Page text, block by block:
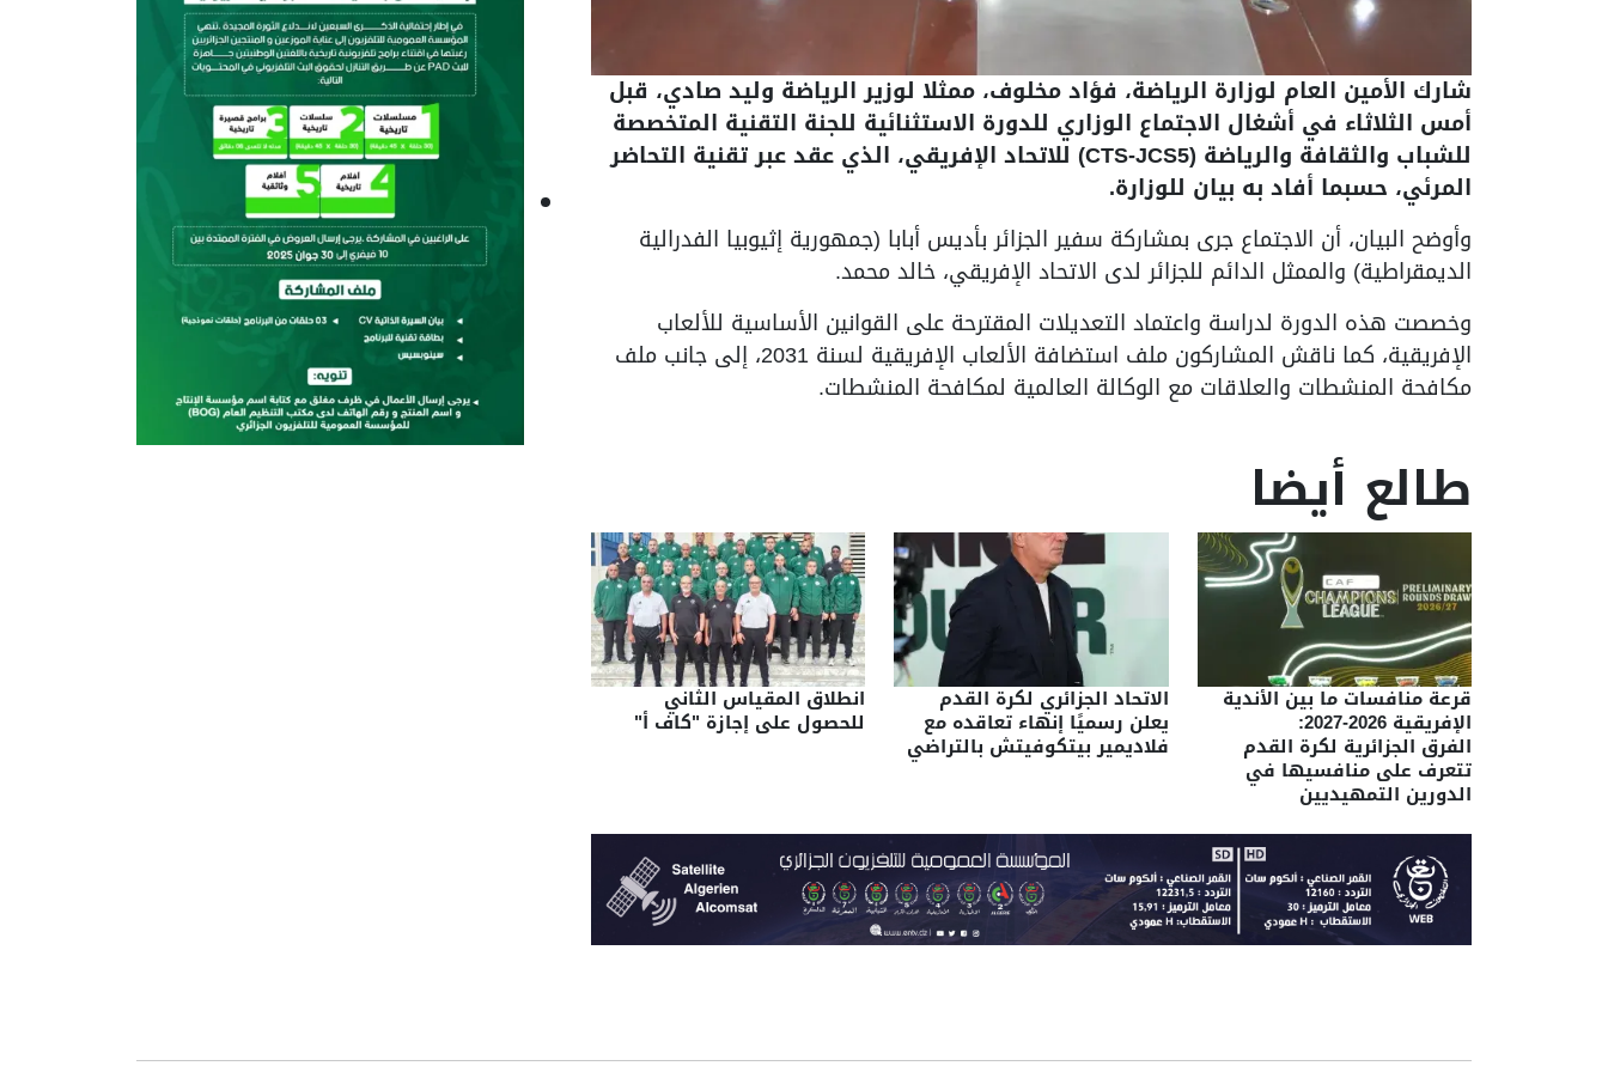
شارك الأمين العام لوزارة الرياضة، فؤاد مخلوف، ممثلا لوزير الرياضة وليد صادي، قبل
أمس الثلاثاء في أشغال الاجتماع الوزاري للدورة الاستثنائية للجنة التقنية المتخصصة
للشباب والثقافة والرياضة (CTS-JCS5) للاتحاد الإفريقي، الذي عقد عبر تقنية التحاضر
المرئي، حسبما أفاد به بيان للوزارة.
وأوضح البيان، أن الاجتماع جرى بمشاركة سفير الجزائر بأديس أبابا (جمهورية إثيوبيا الفدرالية
الديمقراطية) والممثل الدائم للجزائر لدى الاتحاد الإفريقي، خالد محمد.
وخصصت هذه الدورة لدراسة واعتماد التعديلات المقترحة على القوانين الأساسية للألعاب
الإفريقية، كما ناقش المشاركون ملف استضافة الألعاب الإفريقية لسنة 2031، إلى جانب ملف
مكافحة المنشطات والعلاقات مع الوكالة العالمية لمكافحة المنشطات.
طالع أيضا
قرعة منافسات ما بين الأندية
الإفريقية 2026-2027:
الفرق الجزائرية لكرة القدم
تتعرف على منافسيها في
الدورين التمهيديين
الاتحاد الجزائري لكرة القدم
يعلن رسميًا إنهاء تعاقده مع
فلاديمير بيتكوفيتش بالتراضي
انطلاق المقياس الثاني
للحصول على إجازة "كاف أ"